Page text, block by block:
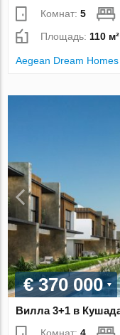
Комнат:5
Площадь: 110 м²
Aegean Dream Homes
€ 370 000
Вилла 3+1 в
Комнат:4